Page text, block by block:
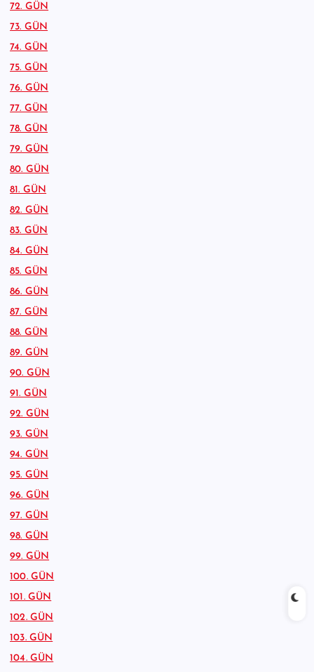
72. GÜN
73. GÜN
74. GÜN
75. GÜN
76. GÜN
77. GÜN
78. GÜN
79. GÜN
80. GÜN
81. GÜN
82. GÜN
83. GÜN
84. GÜN
85. GÜN
86. GÜN
87. GÜN
88. GÜN
89. GÜN
90. GÜN
91. GÜN
92. GÜN
93. GÜN
94. GÜN
95. GÜN
96. GÜN
97. GÜN
98. GÜN
99. GÜN
100. GÜN
101. GÜN
102. GÜN
103. GÜN
104. GÜN